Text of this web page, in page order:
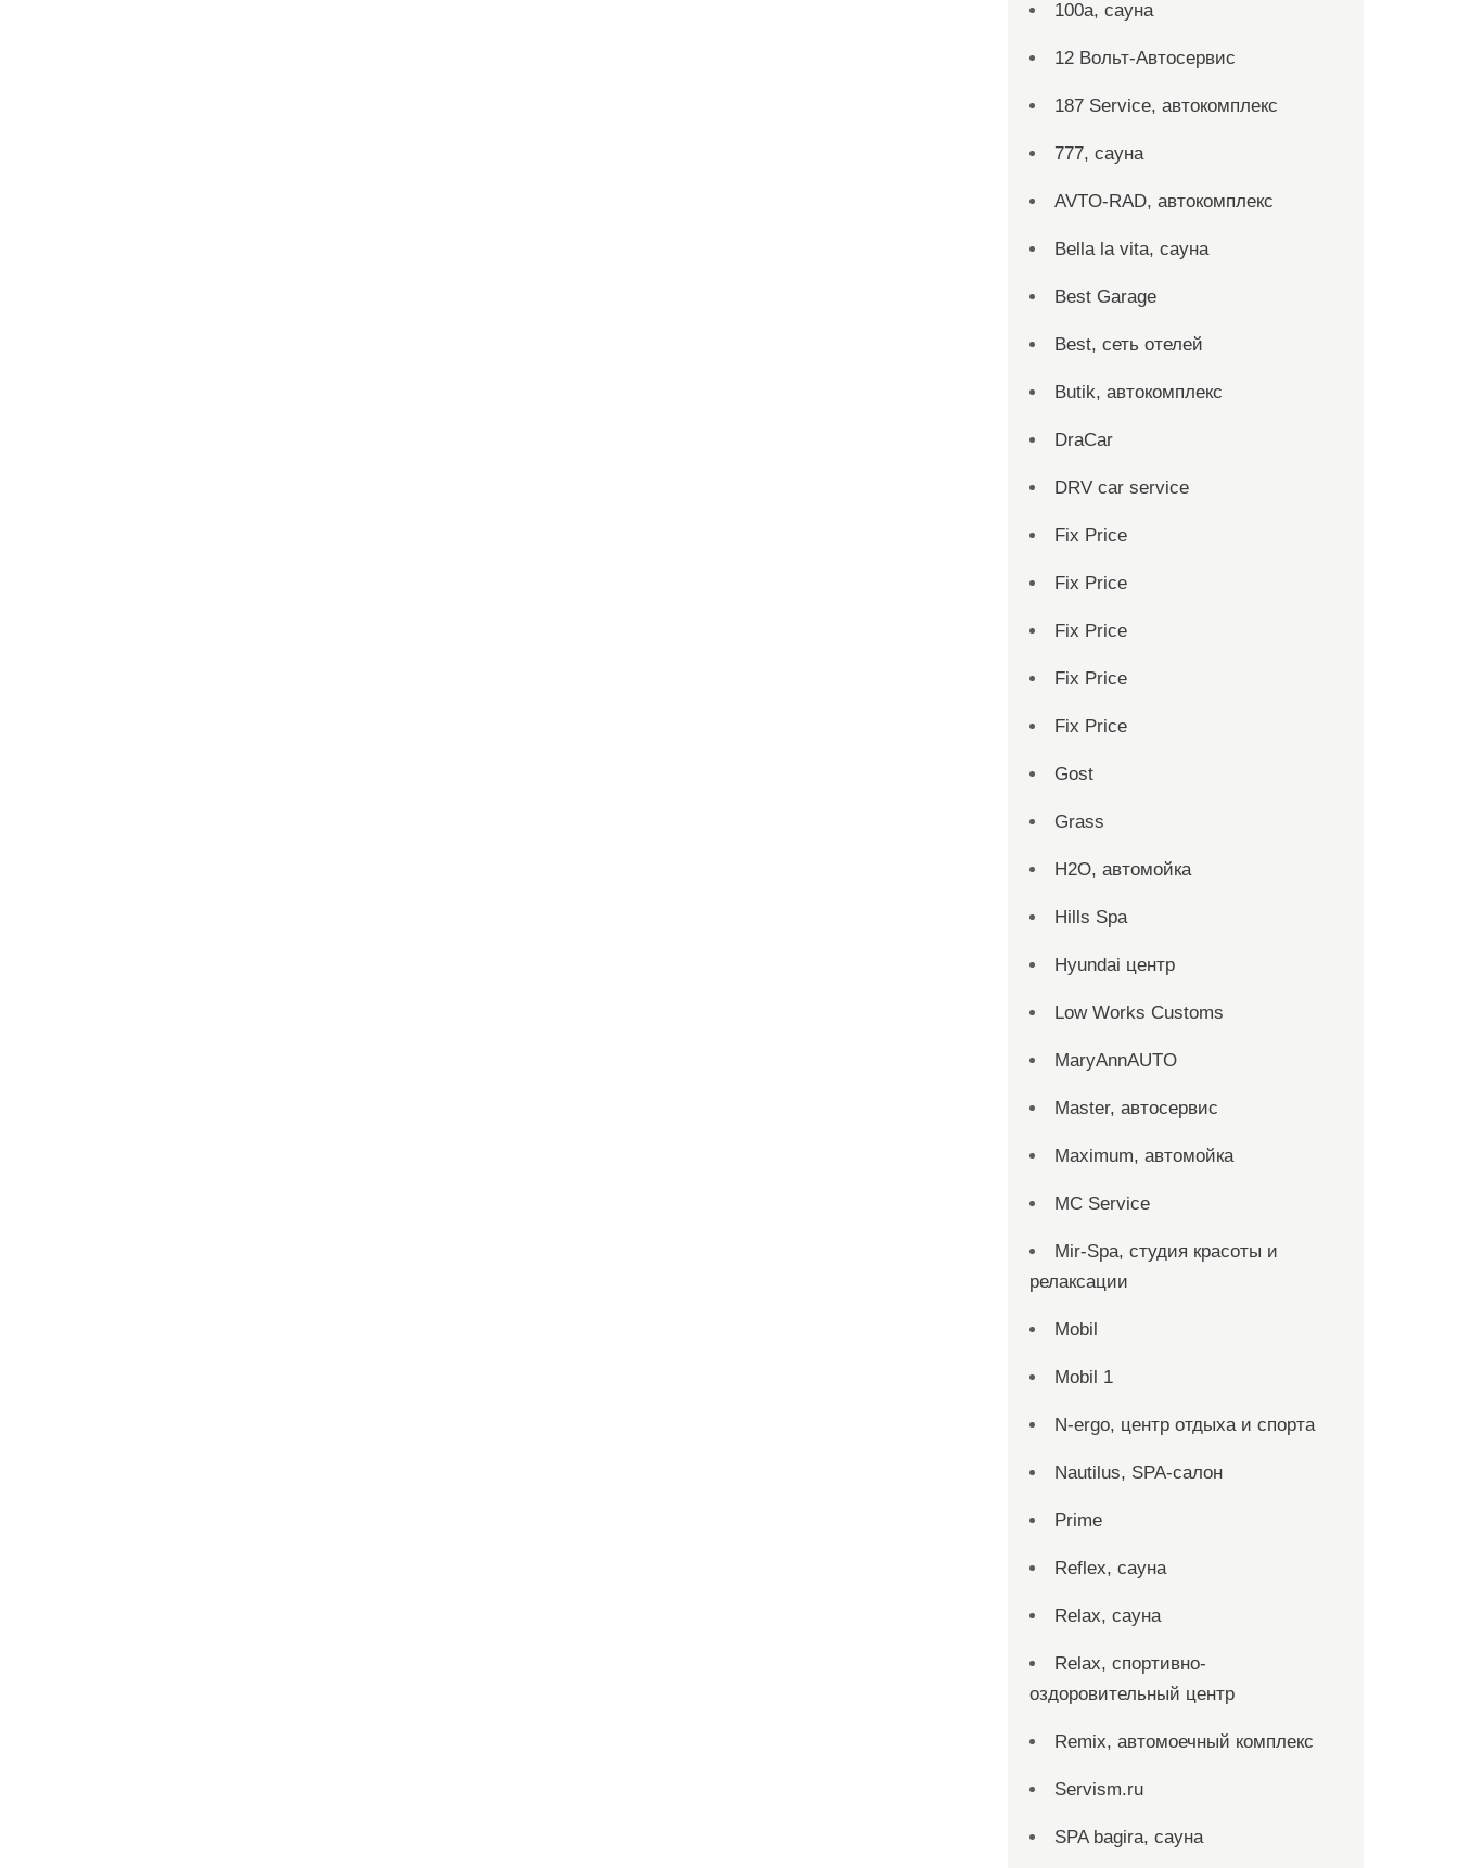
100а, сауна
12 Вольт-Автосервис
187 Service, автокомплекс
777, сауна
AVTO-RAD, автокомплекс
Bella la vita, сауна
Best Garage
Best, сеть отелей
Butik, автокомплекс
DraCar
DRV car service
Fix Price
Fix Price
Fix Price
Fix Price
Fix Price
Gost
Grass
H2O, автомойка
Hills Spa
Hyundai центр
Low Works Customs
MaryAnnAUTO
Master, автосервис
Maximum, автомойка
MC Service
Mir-Spa, студия красоты и
релаксации
Mobil
Mobil 1
N-ergo, центр отдыха и спорта
Nautilus, SPA-салон
Prime
Reflex, сауна
Relax, сауна
Relax, спортивно-
оздоровительный центр
Remix, автомоечный комплекс
Servism.ru
SPA bagira, сауна